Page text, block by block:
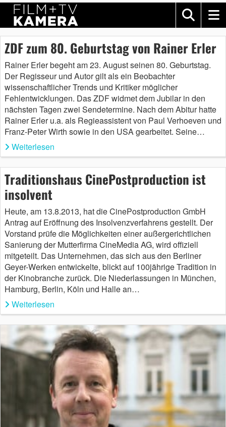
ZDF zum 80. Geburtstag von Rainer Erler
Rainer Erler begeht am 23. August seinen 80. Geburtstag.
Der Regisseur und Autor gilt als ein Beobachter
wissenschaftlicher Trends und Kritiker möglicher
Fehlentwicklungen. Das ZDF widmet dem Jubilar in den
nächsten Tagen zwei Sendetermine. Nach dem Abitur hatte
Rainer Erler u.a. als Regieassistent von Paul Verhoeven und
Franz-Peter Wirth sowie in den USA gearbeitet. Seine…
Weiterlesen
Traditionshaus CinePostproduction ist
insolvent
Heute, am 13.8.2013, hat die CinePostproduction GmbH
Antrag auf Eröffnung des Insolvenzverfahrens gestellt. Der
Vorstand prüfe die Möglichkeiten einer außergerichtlichen
Sanierung der Mutterfirma CineMedia AG, wird offiziell
mitgeteilt. Das Unternehmen, das sich aus den Berliner
Geyer-Werken entwickelte, blickt auf 100jährige Tradition in
der Kinobranche zurück. Die Niederlassungen in München,
Hamburg, Berlin, Köln und Halle an…
Weiterlesen